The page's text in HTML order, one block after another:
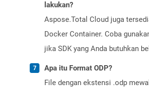
lakukan?
Aspose.Total Cloud juga
Docker Container. Coba
jika SDK yang Anda butuhkan
Apa itu Format ODP?
File dengan ekstensi .odp